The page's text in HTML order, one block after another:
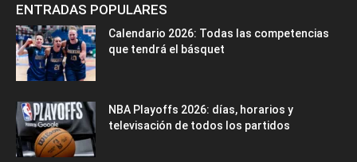
ENTRADAS POPULARES
Calendario 2026: Todas las competencias
que tendrá el básquet
NBA Playoffs 2026: días, horarios y
televisación de todos los partidos